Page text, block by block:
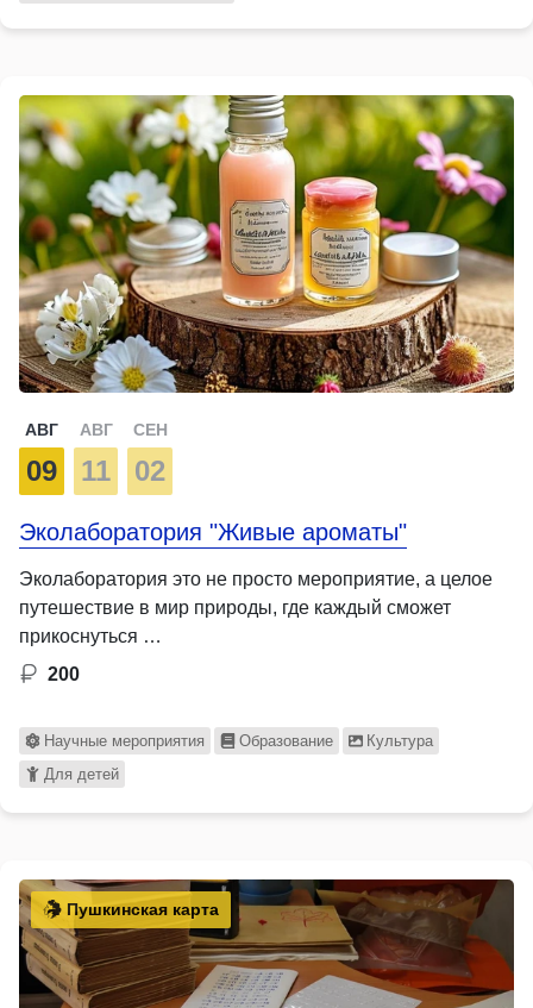
АВГ
09
АВГ
11
СЕН
02
Эколаборатория "Живые ароматы"
Эколаборатория это не просто мероприятие, а целое
путешествие в мир природы, где каждый сможет
прикоснуться …
200
Научные мероприятия Образование
Культура
Для детей
Пушкинская карта